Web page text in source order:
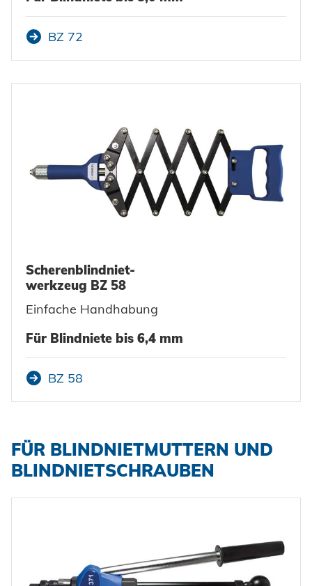
BZ 72
Scherenblindniet-
werkzeug BZ 58
Einfache Handhabung
Für Blindniete bis 6,4 mm
BZ 58
FÜR BLINDNIETMUTTERN UND
BLINDNIETSCHRAUBEN